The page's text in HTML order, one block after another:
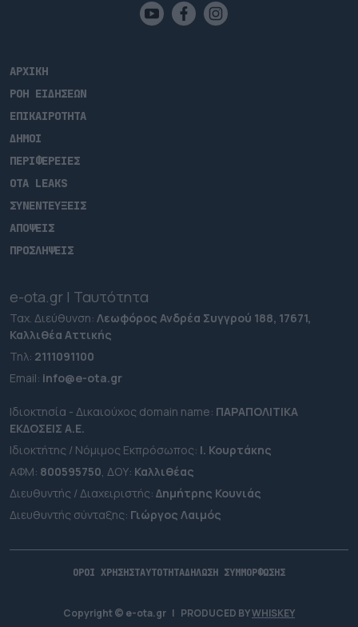
ΑΡΧΙΚΗ
ΡΟΗ ΕΙΔΗΣΕΩΝ
ΕΠΙΚΑΙΡΟΤΗΤΑ
ΔΗΜΟΙ
ΠΕΡΙΦΕΡΕΙΕΣ
OTA LEAKS
ΣΥΝΕΝΤΕΥΞΕΙΣ
ΑΠΟΨΕΙΣ
ΠΡΟΣΛΗΨΕΙΣ
e-ota.gr | Ταυτότητα
Ταχ. Διεύθυνση: Λεωφόρος Ανδρέα Συγγρού 188, 17671,
Καλλιθέα Αττικής
Τηλ: 2111091100
Εmail: info@e-ota.gr
Ιδιοκτησία - Δικαιούχος domain name: ΠΑΡΑΠΟΛΙΤΙΚΑ
ΕΚΔΟΣΕΙΣ A.E.
Ιδιοκτήτης / Νόμιμος Εκπρόσωπος: Ι. Κουρτάκης
ΑΦΜ: 800595750, ΔΟΥ: Καλλιθέας
Διευθυντής / Διαχειριστής: Δημήτρης Κουνιάς
Διευθυντής σύνταξης: Γιώργος Λαιμός
ΟΡΟΙ ΧΡΗΣΗΣΤΑΥΤΟΤΗΤΑΔΗΛΩΣΗ ΣΥΜΜΟΡΦΩΣΗΣ
Copyright © e-ota.gr | PRODUCED BYWHISKEY